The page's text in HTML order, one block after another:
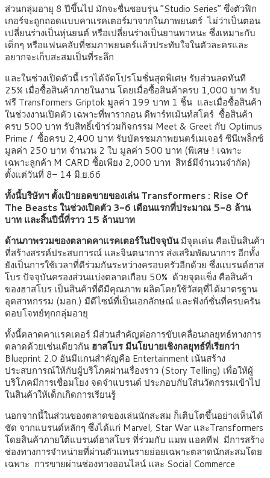
ส่วนกลุ่มอายุ 8 ปีขึ้นไป มักจะชื่นชอบรุ่น “Studio Series” ซึ่งตัวฟิก
เกอร์จะถูกถอดแบบคาแรคเตอร์มาจากในภาพยนตร์ ไม่ว่าเป็นตอน
เปลี่ยนร่างเป็นหุ่นยนต์ หรือเปลี่ยนร่างเป็นยานพาหนะ ซึ่งเหมาะกับ
เด็กๆ หรือแฟนคลับที่ชมภาพยนตร์แล้วประทับใจในตัวละครและ
อยากจะเก็บสะสมเป็นที่ระลึก
และในช่วงเปิดตัวนี้ เราได้จัดโปรโมชั่นสุดพิเศษ รับส่วนลดทันที
25% เมื่อซื้อสินค้าภายในงาน โดยเมื่อซื้อสินค้าครบ 1,000 บาท รับ
ฟรี Transformers Griptok มูลค่า 199 บาท 1 ชิ้น และเมื่อซื้อสินค้า
ในช่วงงานเปิดตัว เฉพาะที่พารากอน ดีพาร์ทเม้นท์สโตร์ ซื้อสินค้า
ครบ 500 บาท รับสิทธิ์เข้าร่วมกิจกรรม Meet & Greet กับ Optimus
Prime / ซื้อครบ 2,400 บาท รับบัตรชมภาพยนตร์เมเจอร์ ซีนีเพล็กซ์
มูลค่า 250 บาท จำนวน 2 ใบ มูลค่า 500 บาท (พิเศษ ! เฉพาะ
เฉพาะลูกค้า M CARD ซื้อเพียง 2,000 บาท สิทธ์มีจำนวนจำกัด)
ตั้งแต่วันที่ 8– 14 มิ.ย.66
ทั้งนี้บริษัทฯ ตั้งเป้ายอดขายของเล่นTransformers : Rise Of
The Beasts ในช่วงเปิดตัว 3-6 เดือนแรกที่ประมาณ 5-8 ล้าน
บาท และสิ้นปีนี้ที่ราว 15 ล้านบาท
ด้านภาพรวมของตลาดคาแรคเตอร์ในปัจจุบันมีจุดเด่น คือเป็นสินค้า
ที่สร้างสรรค์ประสบการณ์ และจินตนาการ ส่งเสริมพัฒนาการ อีกทั้ง
ยังเป็นการใช้เวลาที่ดีร่วมกันระหว่างครอบครัวอีกด้วย ซึ่งแบรนด์ฮาส
โบร ปัจจุบันครองส่วนแบ่งตลาดเกือบ 50% ด้วยจุดแข็ง คือสินค้า
ของฮาสโบร เป็นสินค้าที่ดีมีคุณภาพ ผลิตโดยใช้วัสดุที่ได้มาตรฐาน
อุตสาหกรรม (มอก.) มีดีไซน์ที่เป็นเอกลักษณ์ และฟังก์ชั่นที่ครบครัน
ตอบโจทย์ทุกกลุ่มอายุ
ทั้งนี้ตลาดคาแรคเตอร์ มีส่วนสำคัญต่อการขับเคลื่อนกลยุทธ์ทางการ
ตลาดด้วยเช่นเดียวกัน ฮาสโบร มีนโยบายเชิงกลยุทธ์ที่เรียกว่า
Blueprint 2.0 อันมีแกนสำคัญคือ Entertainment เน้นสร้าง
ประสบการณ์ให้กับผู้บริโภคผ่านเรื่องราว (Story Telling) เพื่อให้ผู้
บริโภคมีการเชื่อมโยง จดจำแบรนด์ ประกอบกับใส่นวัตกรรมเข้าไป
ในสินค้าให้เด็กเกิดการเรียนรู้
นอกจากนี้ในส่วนของตลาดของเล่นนักสะสม ก็เติบโตขึ้นอย่างเห็นได้
ชัด จากแบรนด์หลักๆ ซึ่งได้แก่ Marvel, Star War และTransformers
โดยสินค้าภายใต้แบรนด์ฮาสโบร ที่ร่วมกับ แมพ แอคทีฟ มีการสร้าง
ช่องทางการจำหน่ายที่ผ่านตัวแทนรายย่อยเฉพาะตลาดนักสะสมโดย
เฉพาะ การขายผ่านช่องทางออนไลน์ และ Social Commerce